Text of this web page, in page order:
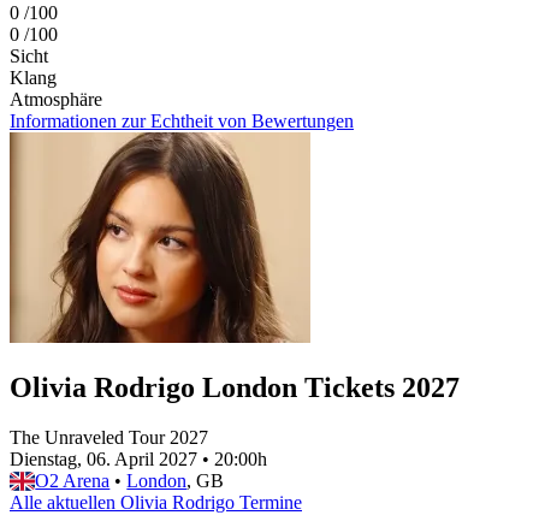
0 /100
0 /100
Sicht
Klang
Atmosphäre
Informationen zur Echtheit von Bewertungen
Olivia Rodrigo London Tickets 2027
The Unraveled Tour 2027
Dienstag, 06. April 2027 • 20:00h
O2 Arena • London, GB
Alle aktuellen Olivia Rodrigo Termine